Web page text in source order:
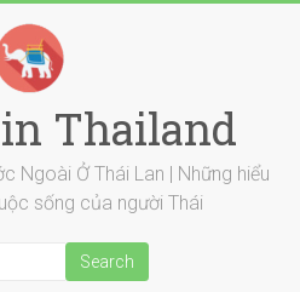
Thailand
Ngoài Ở Thái Lan | Những hiểu
sống của người Thái